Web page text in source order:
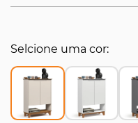
Selcione uma cor